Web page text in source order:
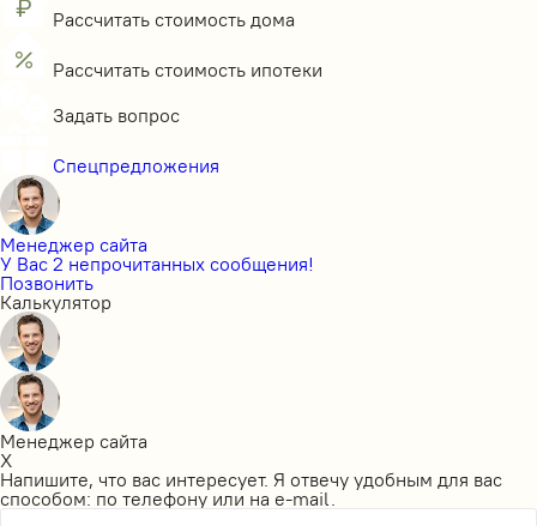
Рассчитать стоимость дома
Рассчитать стоимость ипотеки
Задать вопрос
Спецпредложения
Менеджер сайта
У Вас 2 непрочитанных сообщения!
Позвонить
Калькулятор
Менеджер сайта
X
Напишите, что вас интересует. Я отвечу удобным для вас
способом: по телефону или на e-mail.